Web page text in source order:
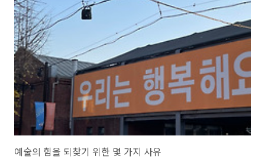
서 다큐멘터리를 활용하는 작품들이다. 반(反) 식민주의 다큐멘터리
(Nous, 2021)는 서유럽 사회 안에서 인종주의적 권력의 역학관계를 소
재로 한 이야기이다. 1960년대 유럽으로 이주한 세네갈인 부모 슬하에서
태어난 여성 감독 알리스 디옵은 이민자의 정체성을 가진 프랑스 시민의
지위에 대해 탐..
예술의 힘을 되찾기 위한 몇 가지 사유